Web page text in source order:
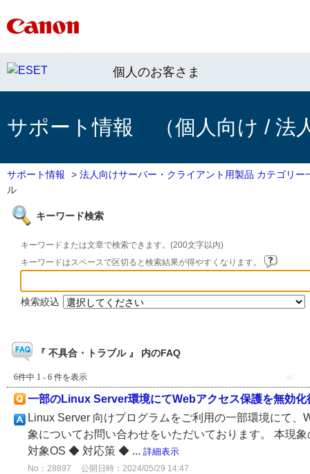
個人のお客さま
サポート情報 （個人向け / 法
サポート情報 > 法人向けサーバー・クライアント用製品 カテゴリー
ル
キーワード検索
キーワードまたは文章で検索できます。(200文字以内)
キーワードはスペースで区切ると検索結果が得やすくなります。
検索絞込
『 不具合・トラブル 』 内のFAQ
6件中 1 - 6 件を表示 ≪
一部のLinux Server環境にてWebアクセス保護を無効化
Linux Server 向けプログラムをご利用の一部環境にて
象についてお問い合わせをいただいております。 本
対象OS ◆ 対応策 ◆ ... 詳細表示
No：28897 公開日時：2024/05/29 14:47